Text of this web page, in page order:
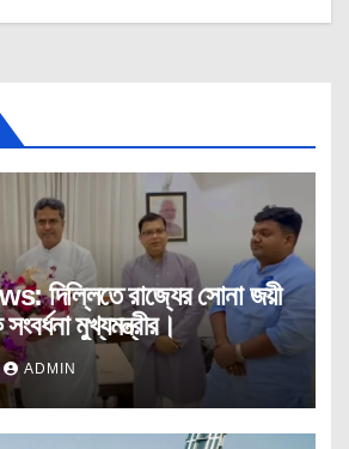
দিল্লিতে রাজ্যের সোনা জয়ী
মুখ্যমন্ত্রীর।
ADMIN